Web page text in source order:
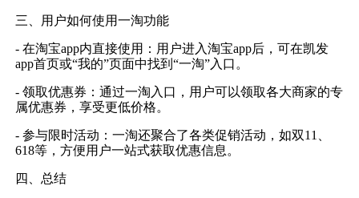
三、用户如何使用一淘功能
- 在淘宝app内直接使用：用户进入淘宝app后，可在凯发
app首页或“我的”页面中找到“一淘”入口。
- 领取优惠券：通过一淘入口，用户可以领取各大商家的专
属优惠券，享受更低价格。
- 参与限时活动：一淘还聚合了各类促销活动，如双11、
618等，方便用户一站式获取优惠信息。
四、总结